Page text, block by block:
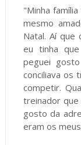
"Minha
mesmo
Natal. Aí que
eu tinha
peguei
conciliava os
competir.
treinador que
gosto da
eram os